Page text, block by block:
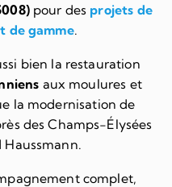
pour des projets de
de gamme.
bien la restauration
aux moulures et
la modernisation de
des Champs-Élysées
complet,